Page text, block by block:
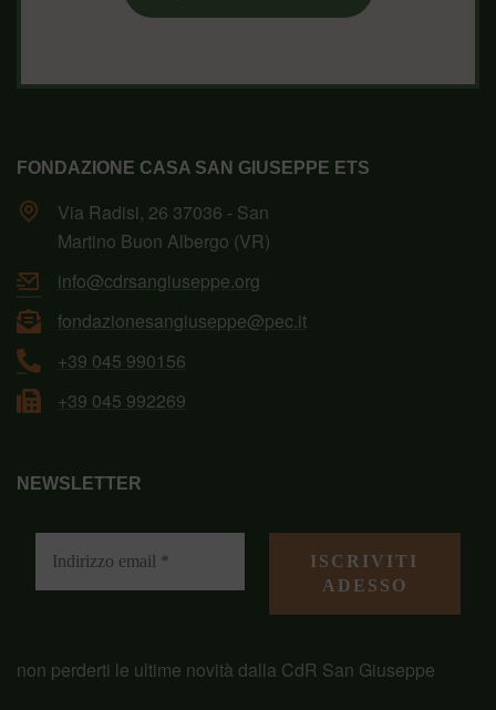
FONDAZIONE CASA SAN GIUSEPPE ETS
Via Radisi, 26 37036 - San
Martino Buon Albergo (VR)
info@cdrsangiuseppe.org
fondazionesangiuseppe@pec.it
+39 045 990156
+39 045 992269
NEWSLETTER
non perderti le ultime novità dalla CdR San Giuseppe